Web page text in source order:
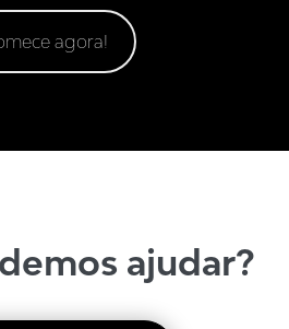
agora!
ajudar?